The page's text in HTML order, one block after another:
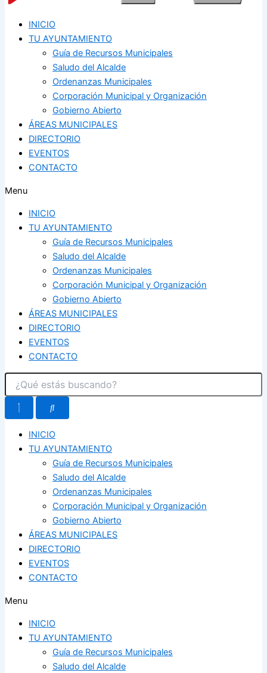
INICIO
TU AYUNTAMIENTO
Guía de Recursos Municipales
Saludo del Alcalde
Ordenanzas Municipales
Corporación Municipal y Organización
Gobierno Abierto
ÁREAS MUNICIPALES
DIRECTORIO
EVENTOS
CONTACTO
Menu
INICIO
TU AYUNTAMIENTO
Guía de Recursos Municipales
Saludo del Alcalde
Ordenanzas Municipales
Corporación Municipal y Organización
Gobierno Abierto
ÁREAS MUNICIPALES
DIRECTORIO
EVENTOS
CONTACTO
INICIO
TU AYUNTAMIENTO
Guía de Recursos Municipales
Saludo del Alcalde
Ordenanzas Municipales
Corporación Municipal y Organización
Gobierno Abierto
ÁREAS MUNICIPALES
DIRECTORIO
EVENTOS
CONTACTO
Menu
INICIO
TU AYUNTAMIENTO
Guía de Recursos Municipales
Saludo del Alcalde